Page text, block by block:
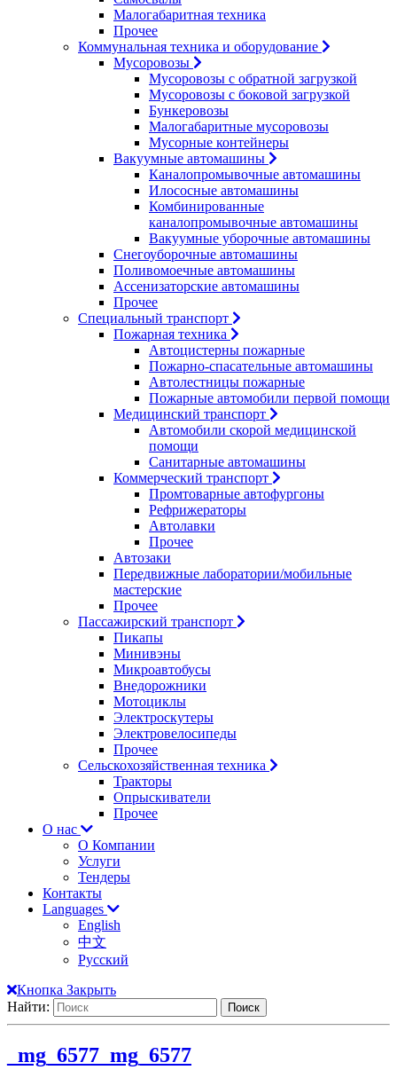
Малогабаритная техника
Прочее
Коммунальная техника и оборудование
Мусоровозы
Мусоровозы с обратной загрузкой
Мусоровозы с боковой загрузкой
Бункеровозы
Малогабаритные мусоровозы
Мусорные контейнеры
Вакуумные автомашины
Каналопромывочные автомашины
Илососные автомашины
Комбинированные
каналопромывочные автомашины
Вакуумные уборочные автомашины
Снегоуборочные автомашины
Поливомоечные автомашины
Ассенизаторские автомашины
Прочее
Специальный транспорт
Пожарная техника
Автоцистерны пожарные
Пожарно-спасательные автомашины
Автолестницы пожарные
Пожарные автомобили первой помощи
Медицинский транспорт
Автомобили скорой медицинской
помощи
Санитарные автомашины
Коммерческий транспорт
Промтоварные автофургоны
Рефрижераторы
Автолавки
Прочее
Автозаки
Передвижные лаборатории/мобильные
мастерские
Прочее
Пассажирский транспорт
Пикапы
Минивэны
Микроавтобусы
Внедорожники
Мотоциклы
Электроскутеры
Электровелосипеды
Прочее
Сельскохозяйственная техника
Тракторы
Опрыскиватели
Прочее
О нас
О Компании
Услуги
Тендеры
Контакты
Languages
English
中文
Русский
Кнопка Закрыть
Найти:
_mg_6577 _mg_6577